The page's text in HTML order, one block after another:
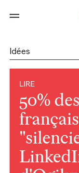
Idées
LIRE
50%